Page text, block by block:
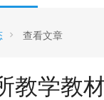
查看文章
教学教